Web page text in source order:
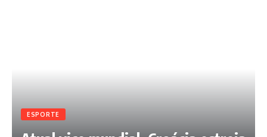
ESPORTE